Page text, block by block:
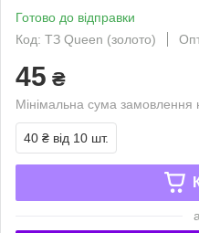
Готово до відправки
Код: ТЗ Queen (золото)
45 ₴
Мінімальна сума замовлення
40 ₴ від 10 шт.